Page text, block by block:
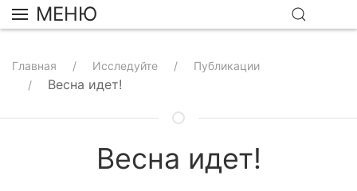
МЕНЮ
Главная Исследуйте Публикации
Весна идет!
Весна идет!